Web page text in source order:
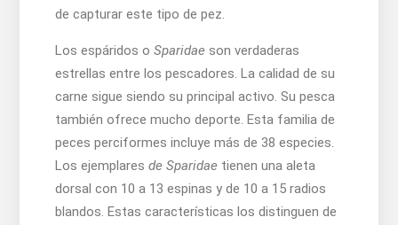
de capturar este tipo de pez.
Los espáridos o Sparidae son verdaderas
estrellas entre los pescadores. La calidad de su
carne sigue siendo su principal activo. Su pesca
también ofrece mucho deporte. Esta familia de
peces perciformes incluye más de 38 especies.
Los ejemplares de Sparidae tienen una aleta
dorsal con 10 a 13 espinas y de 10 a 15 radios
blandos. Estas características los distinguen de